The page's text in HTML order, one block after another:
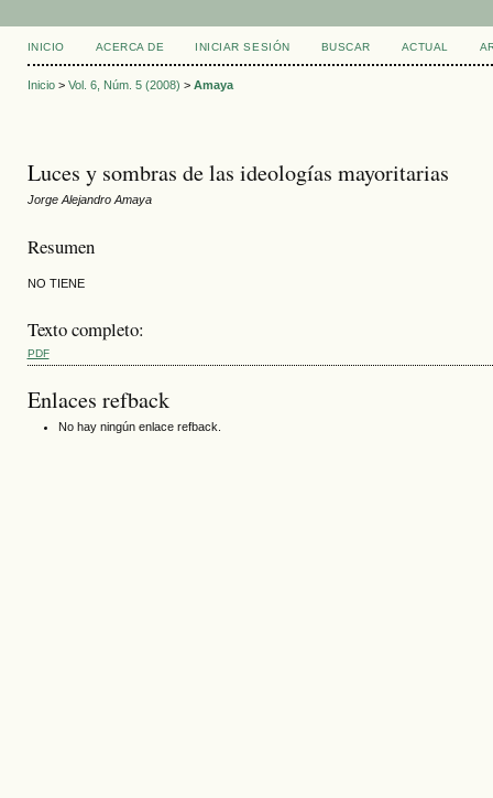
INICIO ACERCA DE INICIAR SESIÓN BUSCAR ACTUAL
Inicio> Vol. 6, Núm. 5 (2008) > Amaya
Luces y sombras de las ideologías mayoritarias
Jorge Alejandro Amaya
Resumen
NO TIENE
Texto completo:
PDF
Enlaces refback
No hay ningún enlace refback.